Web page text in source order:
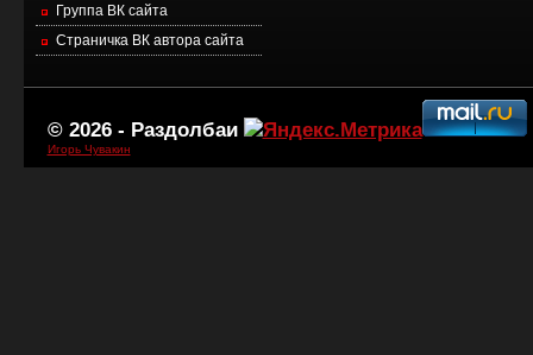
Группа ВК сайта
Страничка ВК автора сайта
© 2026 - Раздолбаи
Игорь Чувакин